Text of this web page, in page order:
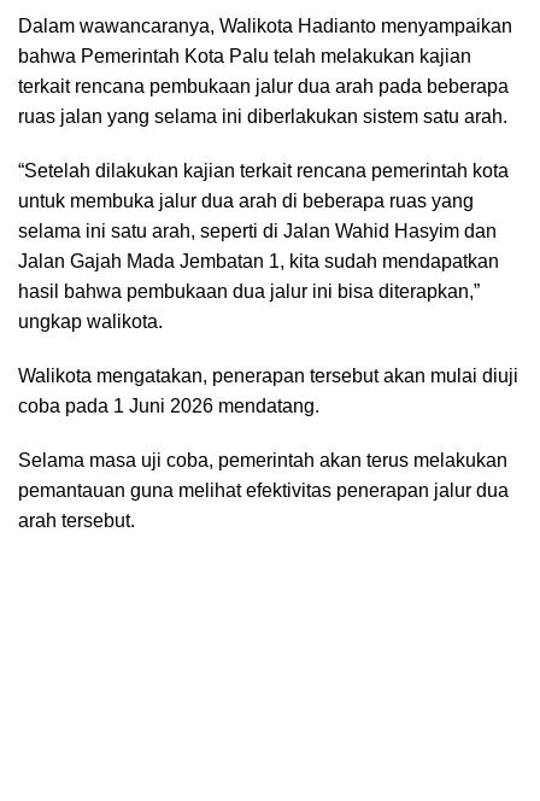
Dalam wawancaranya, Walikota Hadianto menyampaikan
bahwa Pemerintah Kota Palu telah melakukan kajian
terkait rencana pembukaan jalur dua arah pada beberapa
ruas jalan yang selama ini diberlakukan sistem satu arah.
“Setelah dilakukan kajian terkait rencana pemerintah kota
untuk membuka jalur dua arah di beberapa ruas yang
selama ini satu arah, seperti di Jalan Wahid Hasyim dan
Jalan Gajah Mada Jembatan 1, kita sudah mendapatkan
hasil bahwa pembukaan dua jalur ini bisa diterapkan,”
ungkap walikota.
Walikota mengatakan, penerapan tersebut akan mulai diuji
coba pada 1 Juni 2026 mendatang.
Selama masa uji coba, pemerintah akan terus melakukan
pemantauan guna melihat efektivitas penerapan jalur dua
arah tersebut.